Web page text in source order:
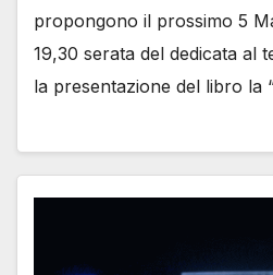
propongono il prossimo 5
19,30 serata del dedicata al
la presentazione del libro la